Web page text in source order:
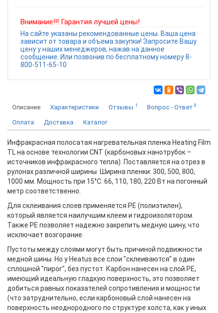
Внимание!!! Гарантия лучшей цены!
На сайте указаны рекомендованные цены. Ваша цена
зависит от товара и объема закупки! Запросите Вашу
цену у наших менеджеров, нажав на данное
сообщение. Или позвонив по бесплатному номеру 8-
800-511-65-10
Описание Характеристики Отзывы 1 Вопрос - Ответ 0
Оплата Доставка Каталог
Инфракрасная полосатая нагревательная пленка Heating Film
TL на основе технологии CNT (карбоновых нанотрубок –
источников инфракрасного тепла). Поставляется на отрез в
рулонах различной ширины. Ширина пленки: 300, 500, 800,
1000 мм. Мощность при 15°С: 66, 110, 180, 220 Вт на погонный
метр соответственно.
Для склеивания слоев применяется PE (полиэтилен),
который является наилучшим клеем и гидроизолятором.
Также PE позволяет надежно закрепить медную шину, что
исключает возгорание.
Пустоты между слоями могут быть причиной подвижности
медной шины. Но у Heatus все слои "склеиваются" в один
сплошной "пирог", без пустот. Карбон нанесен на слой PE,
имеющий идеальную гладкую поверхность, это позволяет
добиться равных показателей сопротивления и мощности
(что затруднительно, если карбоновый слой нанесен на
поверхность неоднородного по структуре холста, как у иных